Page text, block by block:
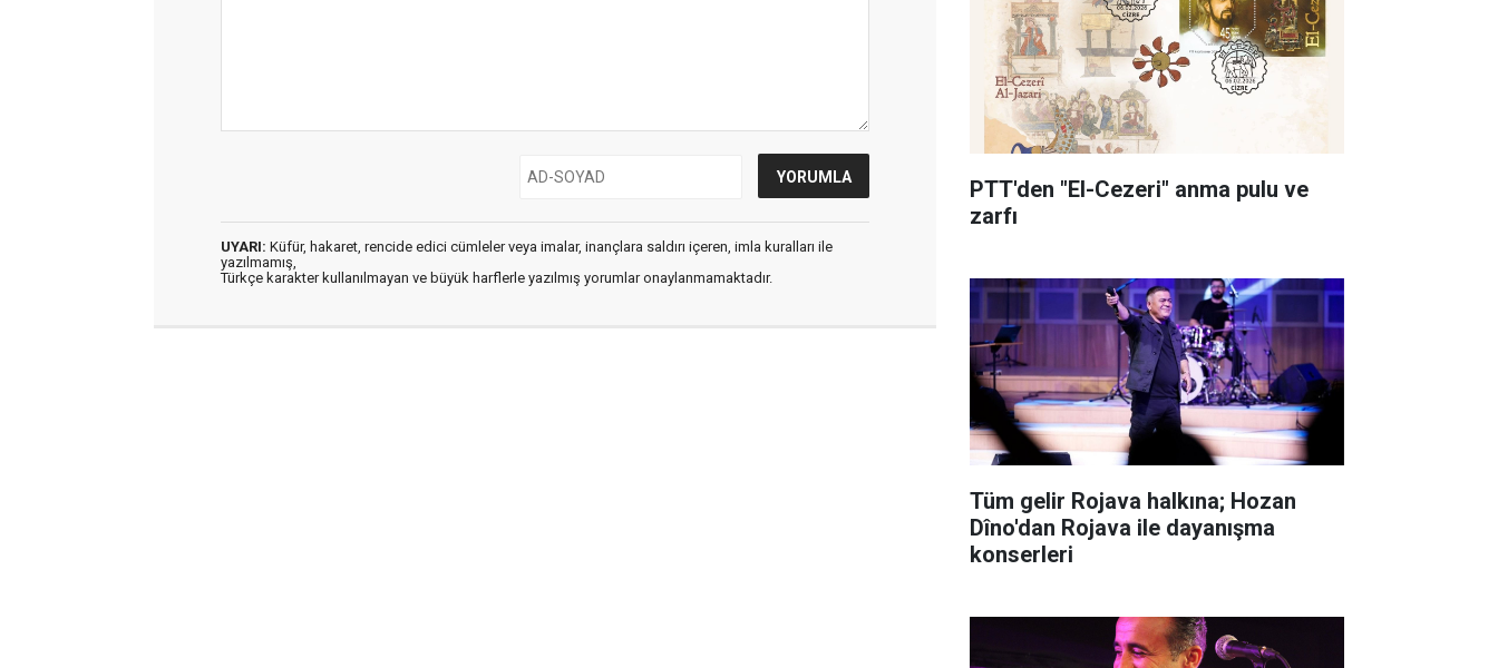
UYARI: Küfür, hakaret, rencide edici cümleler veya imalar, inançlara saldırı içeren, imla kuralları ile
yazılmamış,
Türkçe karakter kullanılmayan ve büyük harflerle yazılmış yorumlar onaylanmamaktadır.
PTT'den "El-Cezeri" anma pulu ve
zarfı
Tüm gelir Rojava halkına; Hozan
Dîno'dan Rojava ile dayanışma
konserleri